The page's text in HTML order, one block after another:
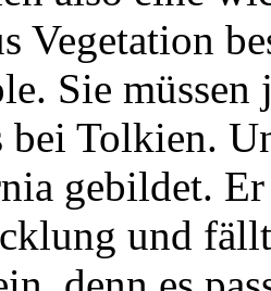
Vegetation
Sie
bei Tolkien.
gebildet.
und